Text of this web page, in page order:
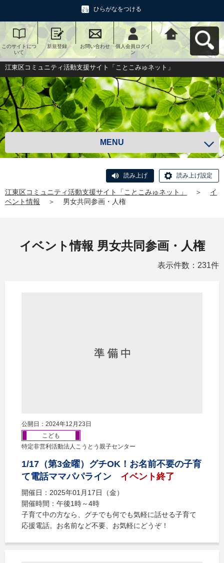
ひらがなをつける
このサイトにつ
いて
新規登録 お問い合わせ
個人会員ログイ
ン
江東区コミュニ
ティ活動支援サ
イト「ことこみ
ゅネット」へ戻
る
江東区コミュニティ活動支援サイト「ことこみゅネット」
MENU
読み上げ 読み上げ設定
江東区コミュニティ活動支援サイト「ことこみゅネット」 ＞
イ
ベント情報
＞ 男女共同参画・人権
イベント情報 男女共同参画・人権
表示件数：231件
公開日：2024年12月23日
こども
特定非営利活動法人こうとう親子センター
1/17（第3金曜）グチOK！お名前不要の子育
て電話ママパパライン
イベント終了
開催日：2025年01月17日（金）
開催時間：午後1時～4時
子育て中の方なら、グチでも何でも気軽に話せる子育て
応援電話。お名前など不要、お気軽にどうぞ！